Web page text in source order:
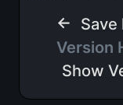
← Save
Version
Show